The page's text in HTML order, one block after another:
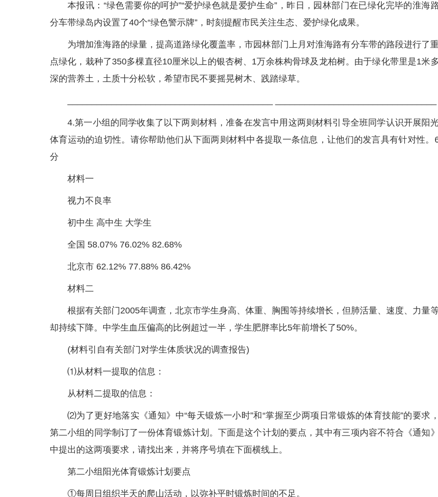
本报讯：“绿色需要你的呵护”“爱护绿色就是爱护生命”，昨日，园林部门在已绿化完毕的淮海
分车带绿岛内设置了40个“绿色警示牌”，时刻提醒市民关注生态、爱护绿化成果。
为增加淮海路的绿量，提高道路绿化覆盖率，市园林部门上月对淮海路有分车带的路段进行了重
点绿化，栽种了350多棵直径10厘米以上的银杏树、1万余株构骨球及龙柏树。由于绿化带里是1米多
深的营养土，土质十分松软，希望市民不要摇晃树木、践踏绿草。
4.第一小组的同学收集了以下两则材料，准备在发言中用这两则材料引导全班同学认识开展阳
体育运动的迫切性。请你帮助他们从下面两则材料中各提取一条信息，让他们的发言具有针对性。
分
材料一
视力不良率
初中生 高中生 大学生
全国 58.07% 76.02% 82.68%
北京市 62.12% 77.88% 86.42%
材料二
根据有关部门2005年调查，北京市学生身高、体重、胸围等持续增长，但肺活量、速度、力量
却持续下降。中学生血压偏高的比例超过一半，学生肥胖率比5年前增长了50%。
(材料引自有关部门对学生体质状况的调查报告)
⑴从材料一提取的信息：
从材料二提取的信息：
⑵为了更好地落实《通知》中“每天锻炼一小时”和“掌握至少两项日常锻炼的体育技能”的要求，
第二小组的同学制订了一份体育锻炼计划。下面是这个计划的要点，其中有三项内容不符合《通知》
中提出的这两项要求，请找出来，并将序号填在下面横线上。
第二小组阳光体育锻炼计划要点
①每周日组织半天的爬山活动，以弥补平时锻炼时间的不足。